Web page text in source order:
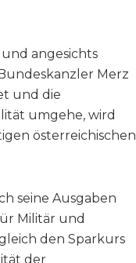
angesichts
Merz
und die
umgehe, wird
österreichischen
seine Ausgaben
Militär und
den Sparkurs
der